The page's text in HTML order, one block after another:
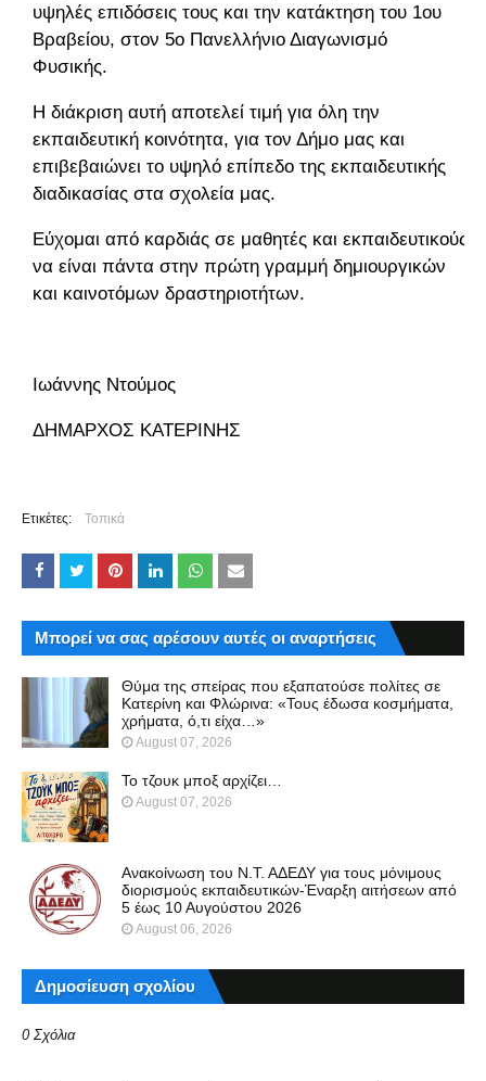
υψηλές επιδόσεις τους και την κατάκτηση του 1ου
Βραβείου, στον 5ο Πανελλήνιο Διαγωνισμό
Φυσικής.
Η διάκριση αυτή αποτελεί τιμή για όλη την
εκπαιδευτική κοινότητα, για τον Δήμο μας και
επιβεβαιώνει το υψηλό επίπεδο της εκπαιδευτικής
διαδικασίας στα σχολεία μας.
Εύχομαι από καρδιάς σε μαθητές και εκπαιδευτικούς
να είναι πάντα στην πρώτη γραμμή δημιουργικών
και καινοτόμων δραστηριοτήτων.
Ιωάννης Ντούμος
ΔΗΜΑΡΧΟΣ ΚΑΤΕΡΙΝΗΣ
Ετικέτες: Τοπικά
Μπορεί να σας αρέσουν αυτές οι αναρτήσεις
Θύμα της σπείρας που εξαπατούσε πολίτες σε
Κατερίνη και Φλώρινα: «Τους έδωσα κοσμήματα,
χρήματα, ό,τι είχα…»
August 07, 2026
Το τζουκ μπoξ αρχίζει…
August 07, 2026
Ανακοίνωση του Ν.Τ. ΑΔΕΔΥ για τους μόνιμους
διορισμούς εκπαιδευτικών-Έναρξη αιτήσεων από
5 έως 10 Αυγούστου 2026
August 06, 2026
Δημοσίευση σχολίου
0 Σχόλια